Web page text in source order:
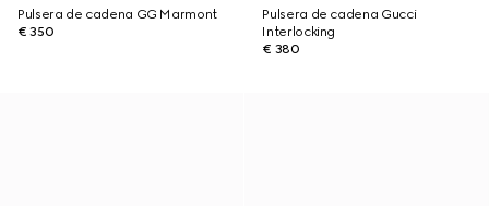
Pulsera de cadena GG Marmont
€ 350
Pulsera de cadena Gucci
Interlocking
€ 380